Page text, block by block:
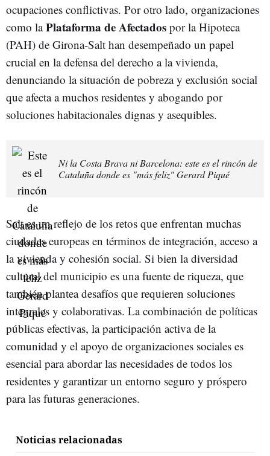
ocupaciones conflictivas. Por otro lado, organizaciones
como laPlataforma de Afectados por la Hipoteca
(PAH) de Girona-Salt han desempeñado un papel
crucial en la defensa del derecho a la vivienda,
denunciando la situación de pobreza y exclusión social
que afecta a muchos residentes y abogando por
soluciones habitacionales dignas y asequibles. ​
Ni la Costa Brava ni Barcelona: este es el rincón de
Cataluña donde es "más feliz" Gerard Piqué
Salt es un reflejo de los retos que enfrentan muchas
ciudades europeas en términos de integración, acceso a
la vivienda y cohesión social. Si bien la diversidad
cultural del municipio es una fuente de riqueza, que
también plantea desafíos que requieren soluciones
integrales y colaborativas. La combinación de políticas
públicas efectivas, la participación activa de la
comunidad y el apoyo de organizaciones sociales es
esencial para abordar las necesidades de todos los
residentes y garantizar un entorno seguro y próspero
para las futuras generaciones.
Noticias relacionadas